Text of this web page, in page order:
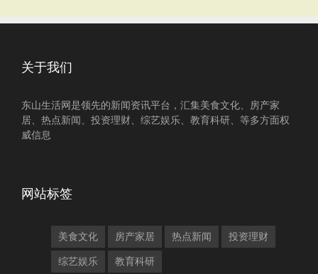
关于我们
东山生活网是领先的新闻资讯平台，汇集美食文化、房产家
居、热点新闻、投资理财、综艺娱乐、教育科研、等多方面权
威信息
网站标签
美食文化 房产家居 热点新闻 投资理财
综艺娱乐 教育科研